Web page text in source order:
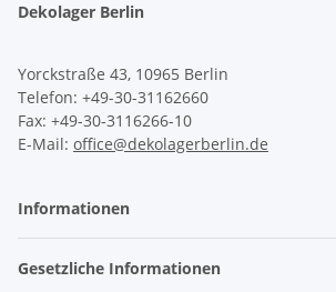
Dekolager Berlin
Yorckstraße 43, 10965 Berlin
Telefon: +49-30-31162660
Fax: +49-30-3116266-10
E-Mail: office@dekolagerberlin.de
Informationen
Gesetzliche Informationen